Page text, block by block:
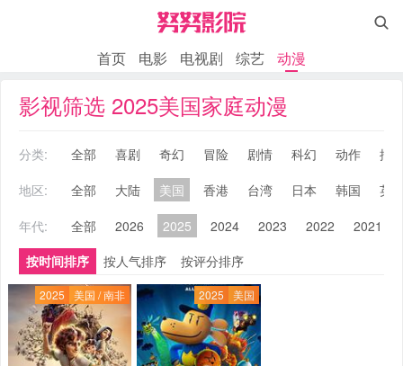

首页 电影 电视剧 综艺 动漫
影视筛选 2025美国家庭动漫
分类: 全部 喜剧 奇幻 冒险 剧情 科幻 动作
搞
地区:
全部 大陆 美国 香港 台湾 日本 韩国
英
年代:
全部 2026 2025 2024 2023 2022 2021
按时间排序
按人气排序 按评分排序
2025 美国 / 南非 2025 美国